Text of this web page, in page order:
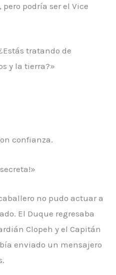
podría ser el Vice
tratando de
y la tierra?»
confianza.
no pudo actuar a
El Duque regresaba
Clopeh y el Capitán
enviado un mensajero